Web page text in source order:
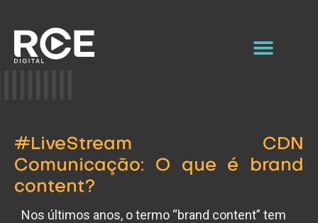
#LiveStream CDN
Comunicação: O que é brand
content?
Nos últimos anos, o termo “brand content” tem